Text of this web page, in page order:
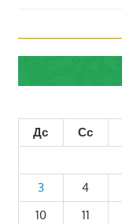
Дс
Сс
3
4
10
11